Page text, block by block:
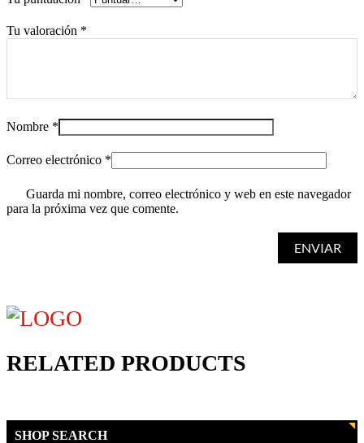
Tu valoración *
Nombre *
Correo electrónico *
Guarda mi nombre, correo electrónico y web en este navegador
para la próxima vez que comente.
RELATED PRODUCTS
SHOP SEARCH